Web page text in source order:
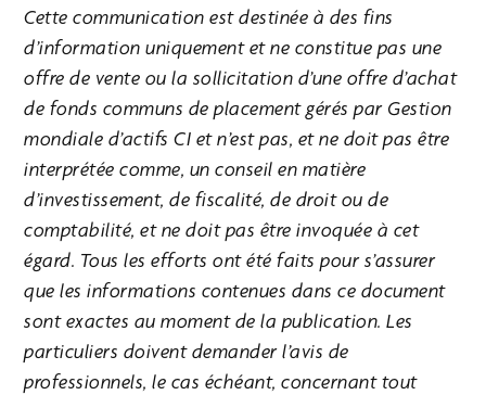
Cette communication est destinée à des fins
d’information uniquement et ne constitue pas une
offre de vente ou la sollicitation d’une offre d’achat
de fonds communs de placement gérés par Gestion
mondiale d’actifs CI et n’est pas, et ne doit pas être
interprétée comme, un conseil en matière
d’investissement, de fiscalité, de droit ou de
comptabilité, et ne doit pas être invoquée à cet
égard. Tous les efforts ont été faits pour s’assurer
que les informations contenues dans ce document
sont exactes au moment de la publication. Les
particuliers doivent demander l’avis de
professionnels, le cas échéant, concernant tout